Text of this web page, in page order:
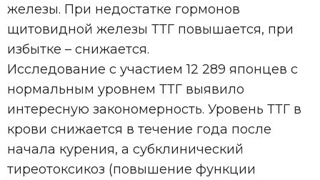
железы. При недостатке гормонов
щитовидной железы ТТГ повышается, при
избытке – снижается.
Исследование с участием 12 289 японцев с
нормальным уровнем ТТГ выявило
интересную закономерность. Уровень ТТГ в
крови снижается в течение года после
начала курения, а субклинический
тиреотоксикоз (повышение функции